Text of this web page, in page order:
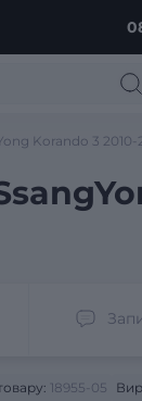
Korando 3 2010-
18955-05